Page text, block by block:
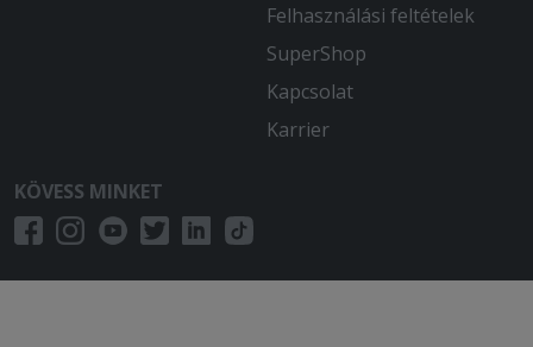
Felhasználási feltételek
SuperShop
Kapcsolat
Karrier
KÖVESS MINKET